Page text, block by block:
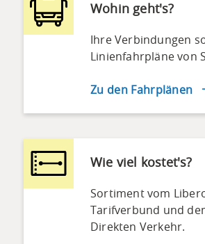
Wohin geht's?
Ihre Verbindungen
Linienfahrpläne von
Zu den Fahrplänen
Wie viel kostet's?
Sortiment vom
Tarifverbund und
Direkten Verkehr.